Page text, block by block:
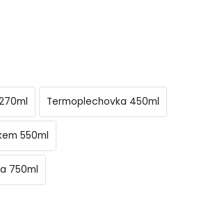
Termoplechovka 450ml
550ml
750ml